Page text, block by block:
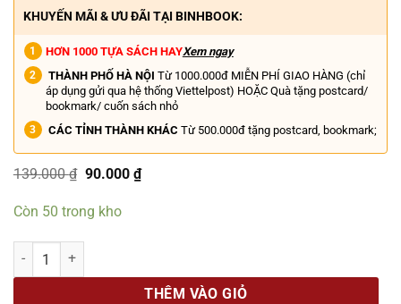
KHUYẾN MÃI & ƯU ĐÃI TẠI BINHBOOK:
HƠN 1000 TỰA SÁCH HAYXem ngay
THÀNH PHỐ HÀ NỘI Từ 1000.000đ MIỄN PHÍ GIAO HÀNG (chỉ
áp dụng gửi qua hệ thống Viettelpost) HOẶC Quà tặng postcard/
bookmark/ cuốn sách nhỏ
CÁC TỈNH THÀNH KHÁC Từ 500.000đ tặng postcard, bookmark;
139.000₫ Giá
139.000 ₫.
90.000 ₫Giá
Còn 50 trong kho
(Nước Ý) NGÔN NGỮ CỬ CHỈ CỦA NGƯỜI Ý - Claudio Nobili – Times
THÊM VÀO GIỎ